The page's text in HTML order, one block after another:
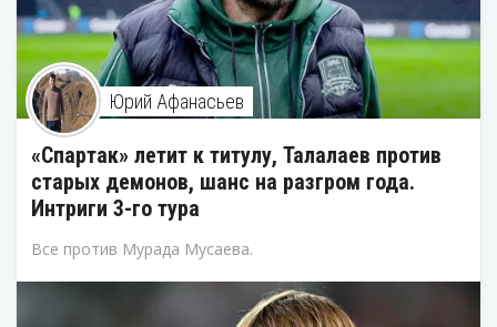
Юрий Афанасьев
«Спартак» летит к титулу, Талалаев против
старых демонов, шанс на разгром года.
Интриги 3-го тура
Все против Мурада Мусаева.